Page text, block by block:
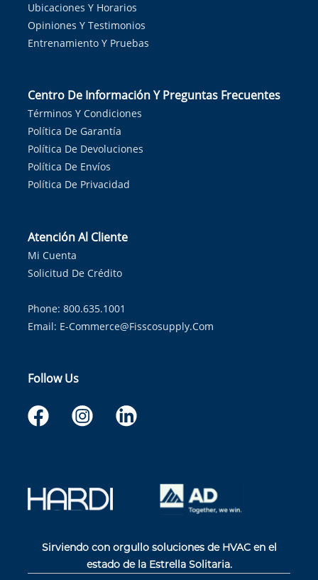
Ubicaciones Y Horarios
Opiniones Y Testimonios
Entrenamiento Y Pruebas
Centro De Información Y Preguntas Frecuentes
Términos Y Condiciones
Política De Garantía
Política De Devoluciones
Política De Envíos
Política De Privacidad
Atención Al Cliente
Mi Cuenta
Solicitud De Crédito
Phone: 800.635.1001
Email: E-Commerce@fisscosupply.com
Follow Us
Sirviendo con orgullo soluciones de HVAC en el
estado de la Estrella Solitaria.